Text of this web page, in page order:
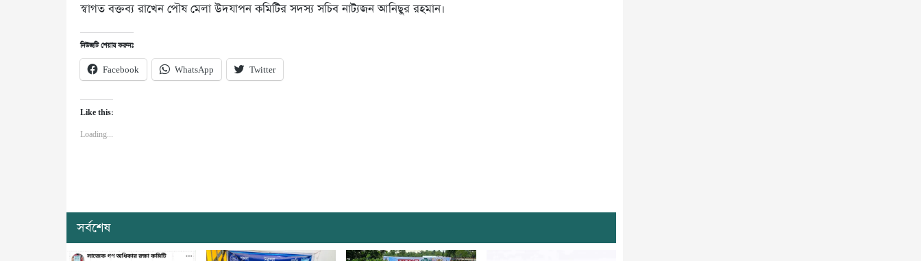
স্বাগত বক্তব্য রাখেন পৌষ মেলা উদযাপন কমিটির সদস্য সচিব নাট্যজন আনিছুর রহমান।
নিউজটি শেয়ার করুনঃ
Facebook WhatsApp Twitter
Like this:
Loading...
সর্বশেষ